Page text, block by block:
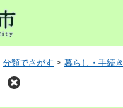
分類でさがす > 暮らし・手続き